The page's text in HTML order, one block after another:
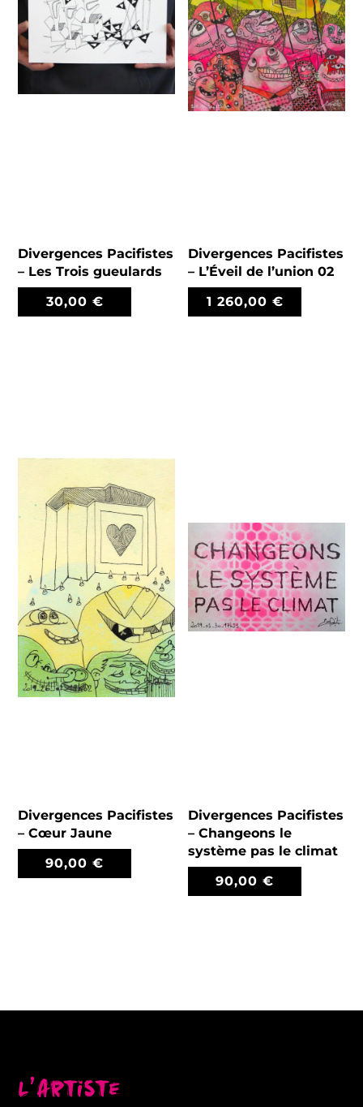
Divergences Pacifistes
– Les Trois gueulards
30,00 €
Divergences Pacifistes
– L’Éveil de l’union 02
1 260,00 €
Divergences Pacifistes
– Cœur Jaune
90,00€
Divergences Pacifistes
– Changeons le
système pas le climat
90,00€
L’artiste